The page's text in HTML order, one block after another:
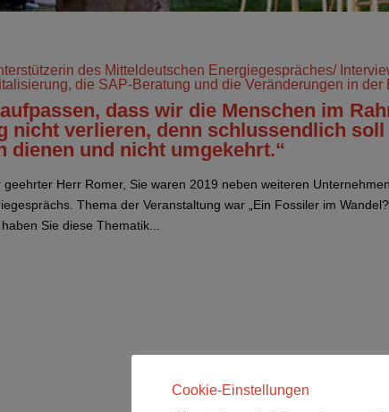
des Mitteldeutschen Energiegespräches/
die SAP-Beratung und die Veränderungen in der
dass wir die Menschen im
nicht verlieren, denn schlussendlich
dienen und nicht umgekehrt.“
geehrter Herr Romer, Sie waren 2019 neben weiteren
Thema der Veranstaltung war „Ein Fossiler im
Sie diese Thematik...
Cookie-Einstellungen